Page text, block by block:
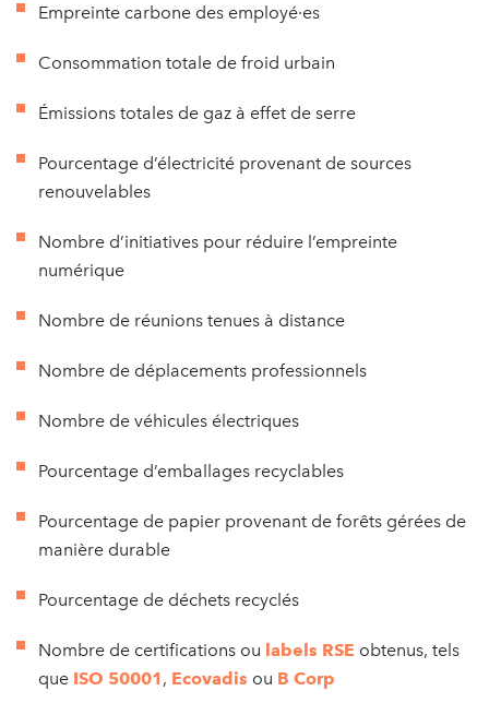
Empreinte carbone des employé·es
Consommation totale de froid urbain
Émissions totales de gaz à effet de serre
Pourcentage d’électricité provenant de sources
renouvelables
Nombre d’initiatives pour réduire l’empreinte
numérique
Nombre de réunions tenues à distance
Nombre de déplacements professionnels
Nombre de véhicules électriques
Pourcentage d’emballages recyclables
Pourcentage de papier provenant de forêts gérées de
manière durable
Pourcentage de déchets recyclés
Nombre de certifications ou labels RSE obtenus, tels
que ISO 50001, Ecovadis ou B Corp